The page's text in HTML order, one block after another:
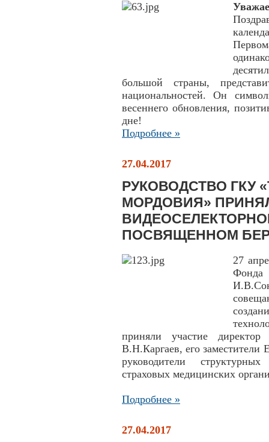
большой страны,
национальностей. Он
весеннего обновления,
дне!
Подробнее »
27.04.2017
РУКОВОДСТВО ГКУ
МОРДОВИЯ»
ПОСВЯЩЕННОМ
27
Фонда
приняли участие
В.Н.Каргаев, его
руководители
страховых медицинских
Подробнее »
27.04.2017